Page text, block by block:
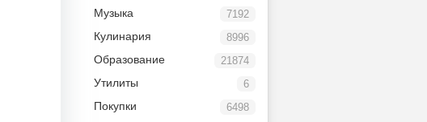
7192
Музыка
8996
Кулинария
21874
Образование
6
Утилиты
6498
Покупки